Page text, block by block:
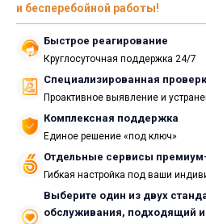
и бесперебойной работы!
Быстрое реагирование
Круглосуточная поддержка 24/7
Специализированная
Проактивное выявление и
Комплексная поддержка
Единое решение «под ключ»
Отдельные сервисы
Гибкая настройка под ваши
Выберите один из двух
обслуживания, подходящий